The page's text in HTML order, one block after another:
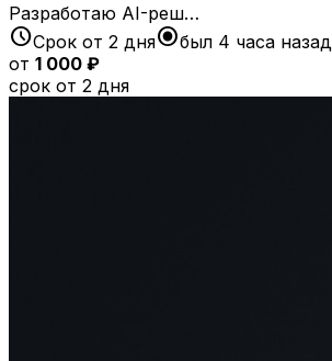
Разработаю AI-реш…
scheduleСрок от 2 дняradio_button_checkedбыл 4 часа назад
от 1 000 ₽
срок от 2 дня